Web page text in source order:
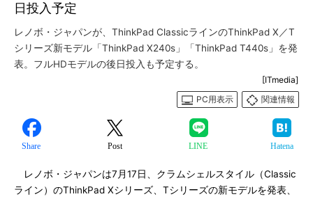
日投入予定
レノボ・ジャパンが、ThinkPad ClassicラインのThinkPad X／T
シリーズ新モデル「ThinkPad X240s」「ThinkPad T440s」を発
表。フルHDモデルの後日投入も予定する。
[ITmedia]
PC用表示
関連情報
Share Post LINE Hatena
レノボ・ジャパンは7月17日、クラムシェルスタイル（Classic
ライン）のThinkPad Xシリーズ、Tシリーズの新モデルを発表、